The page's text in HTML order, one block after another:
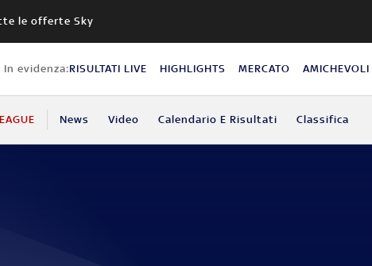
le offerte Sky
In evidenza:RISULTATI LIVE HIGHLIGHTS MERCATO AMICHEVOLI
News Video Calendario E Risultati Classifica